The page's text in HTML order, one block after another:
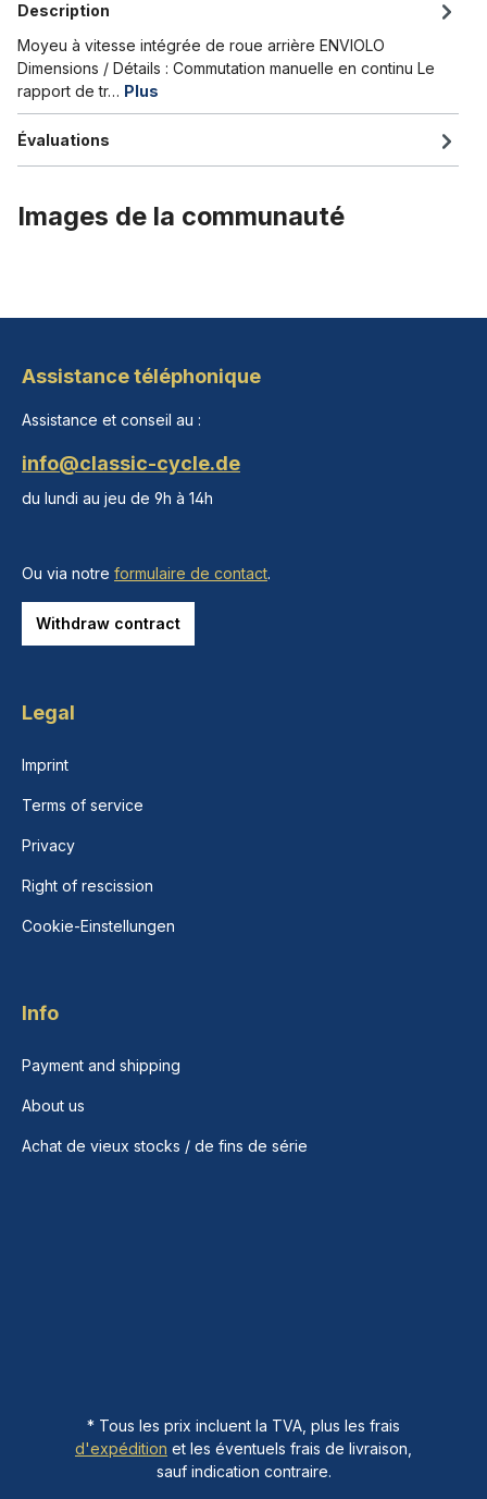
Description
Moyeu à vitesse intégrée de roue arrière ENVIOLO
Dimensions / Détails : Commutation manuelle en continu Le
rapport de tr… Plus
Évaluations
Images de la communauté
Assistance téléphonique
Assistance et conseil au :
info@classic-cycle.de
du lundi au jeu de 9h à 14h
Ou via notre formulaire de contact.
Withdraw contract
Legal
Imprint
Terms of service
Privacy
Right of rescission
Cookie-Einstellungen
Info
Payment and shipping
About us
Achat de vieux stocks / de fins de série
* Tous les prix incluent la TVA, plus les frais
d'expédition et les éventuels frais de livraison,
sauf indication contraire.